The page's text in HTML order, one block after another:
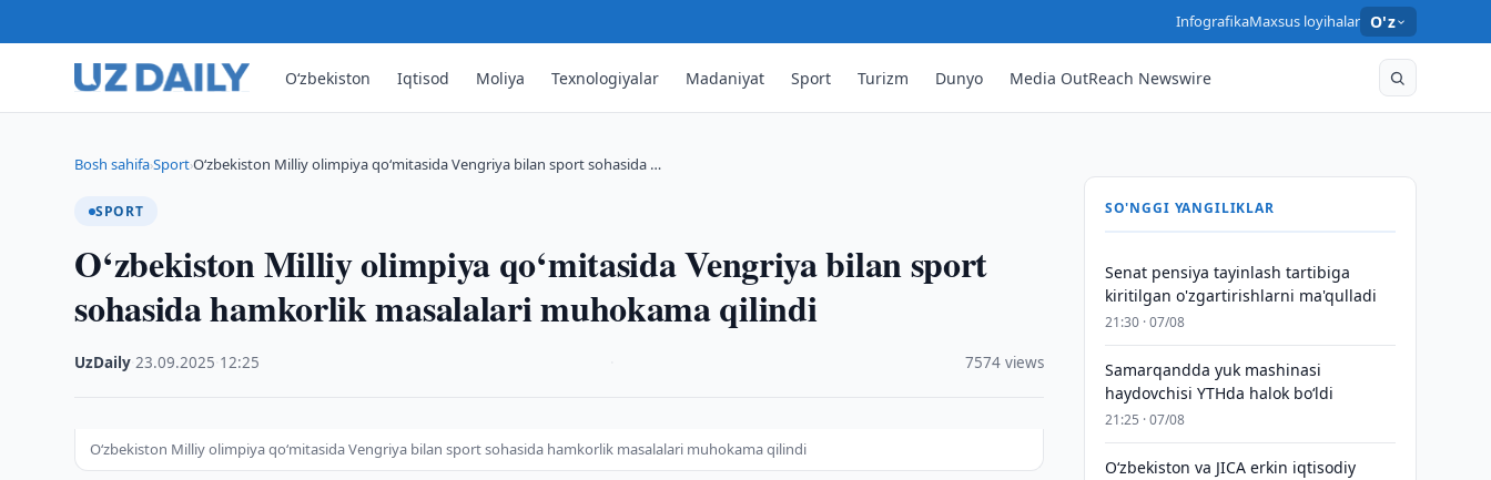
InfografikaMaxsus loyihalar O'z
O‘zbekiston Iqtisod Moliya Texnologiyalar Madaniyat Sport Turizm Dunyo Media OutReach Newswire
Bosh sahifa›Sport›O‘zbekiston Milliy olimpiya qo‘mitasida Vengriya bilan sport sohasida …
SPORT
O‘zbekiston Milliy olimpiya qo‘mitasida Vengriya bilan sport
sohasida hamkorlik masalalari muhokama qilindi
UzDaily ·23.09.2025 12:25 7574 views
O‘zbekiston Milliy olimpiya qo‘mitasida Vengriya bilan sport sohasida hamkorlik masalalari muhokama qilindi
SO'NGGI YANGILIKLAR
Senat pensiya tayinlash tartibiga
kiritilgan o'zgartirishlarni ma'qulladi
21:30 · 07/08
Samarqandda yuk mashinasi
haydovchisi YTHda halok bo‘ldi
21:25 · 07/08
Oʻzbekiston va JICA erkin iqtisodiy